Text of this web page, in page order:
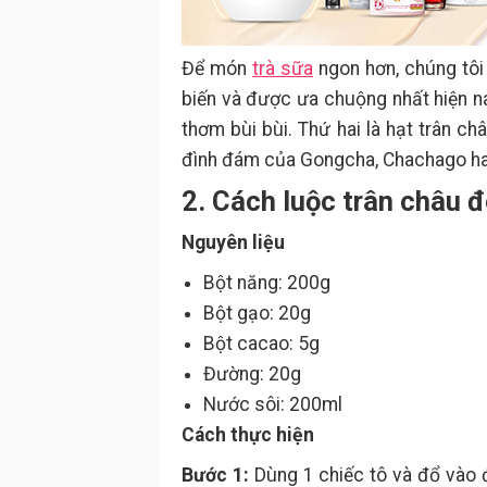
Để món trà sữa ngon hơn, chúng
biến và được ưa chuộng nhất hiện
thơm bùi bùi. Thứ hai là hạt trân
đình đám của Gongcha, Chachago
2. Cách luộc trân châu
Nguyên liệu
Bột năng: 200g
Bột gạo: 20g
Bột cacao: 5g
Đường: 20g
Nước sôi: 200ml
Cách thực hiện
Bước 1: Dùng 1 chiếc tô và đổ